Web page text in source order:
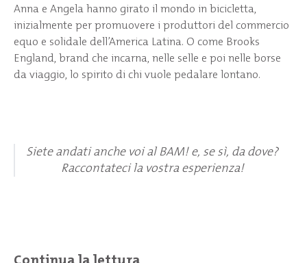
Anna e Angela hanno girato il mondo in bicicletta,
inizialmente per promuovere i produttori del commercio
equo e solidale dell’America Latina. O come Brooks
England, brand che incarna, nelle selle e poi nelle borse
da viaggio, lo spirito di chi vuole pedalare lontano.
Siete andati anche voi al BAM! e, se sì, da dove?
Raccontateci la vostra esperienza!